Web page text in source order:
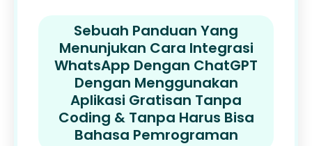
Sebuah Panduan Yang
Menunjukan Cara Integrasi
WhatsApp Dengan ChatGPT
Dengan Menggunakan
Aplikasi Gratisan Tanpa
Coding & Tanpa Harus Bisa
Bahasa Pemrograman